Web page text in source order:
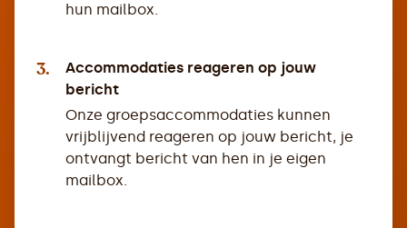
hun mailbox.
3.
Accommodaties reageren op jouw
bericht
Onze groepsaccommodaties kunnen
vrijblijvend reageren op jouw bericht, je
ontvangt bericht van hen in je eigen
mailbox.